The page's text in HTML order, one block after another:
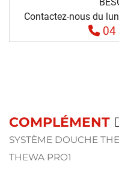
Contactez-nous du
04
COMPLÉMENT
SYSTÈME DOUCHE
THEWA PRO1